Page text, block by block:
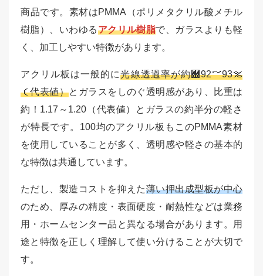
商品です。素材はPMMA（ポリメタクリル酸メチル
樹脂）、いわゆるアクリル樹脂で、ガラスよりも軽
く、加工しやすい特徴があります。
アクリル板は一般的に光線透過率が約＀92～93％
（代表値）とガラスをしのぐ透明感があり、比重は
約！1.17～1.20（代表値）とガラスの約半分の軽さ
が特長です。100均のアクリル板もこのPMMA素材
を使用していることが多く、透明感や軽さの基本的
な特徴は共通しています。
ただし、製造コストを抑えた薄い押出成型板が中心
のため、厚みの精度・表面硬度・耐熱性などは業務
用・ホームセンター品と異なる場合があります。用
途と特徴を正しく理解して使い分けることが大切で
す。